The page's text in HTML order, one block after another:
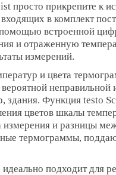
просто прикрепите к
в комплект
помощью встроенной
и отраженную
измерений.
и цвета
неправильной
здания. Функция testo
цветов шкалы
измерения и разницы
термограммы,
подходит для